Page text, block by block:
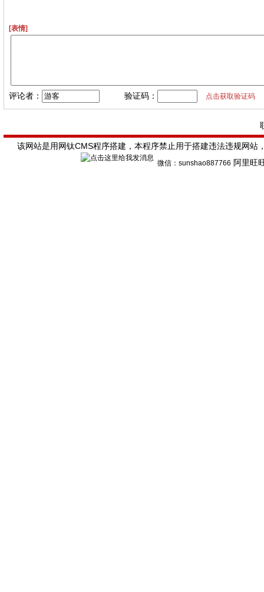
[表情]
评论者： 验证码： 点击获取验证码
该网站是用网钛CMS程序搭建，本程序禁止用于搭建违法违规网
微信：sunshao887766 阿里旺